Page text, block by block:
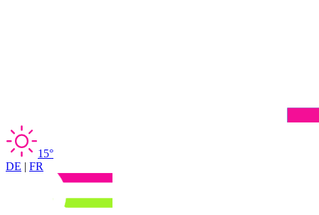
15°
DE | FR